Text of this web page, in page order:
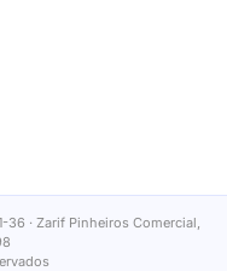
36 · Zarif Pinheiros Comercial,